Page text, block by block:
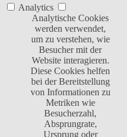
Analytics
Analytische Cookies
werden verwendet,
um zu verstehen, wie
Besucher mit der
Website interagieren.
Diese Cookies helfen
bei der Bereitstellung
von Informationen zu
Metriken wie
Besucherzahl,
Absprungrate,
Ursprung oder